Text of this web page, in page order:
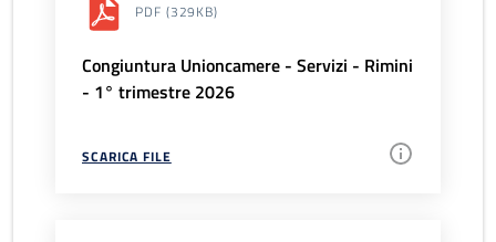
PDF (329KB)
Congiuntura Unioncamere - Servizi - Rimini
- 1° trimestre 2026
SCARICA FILE